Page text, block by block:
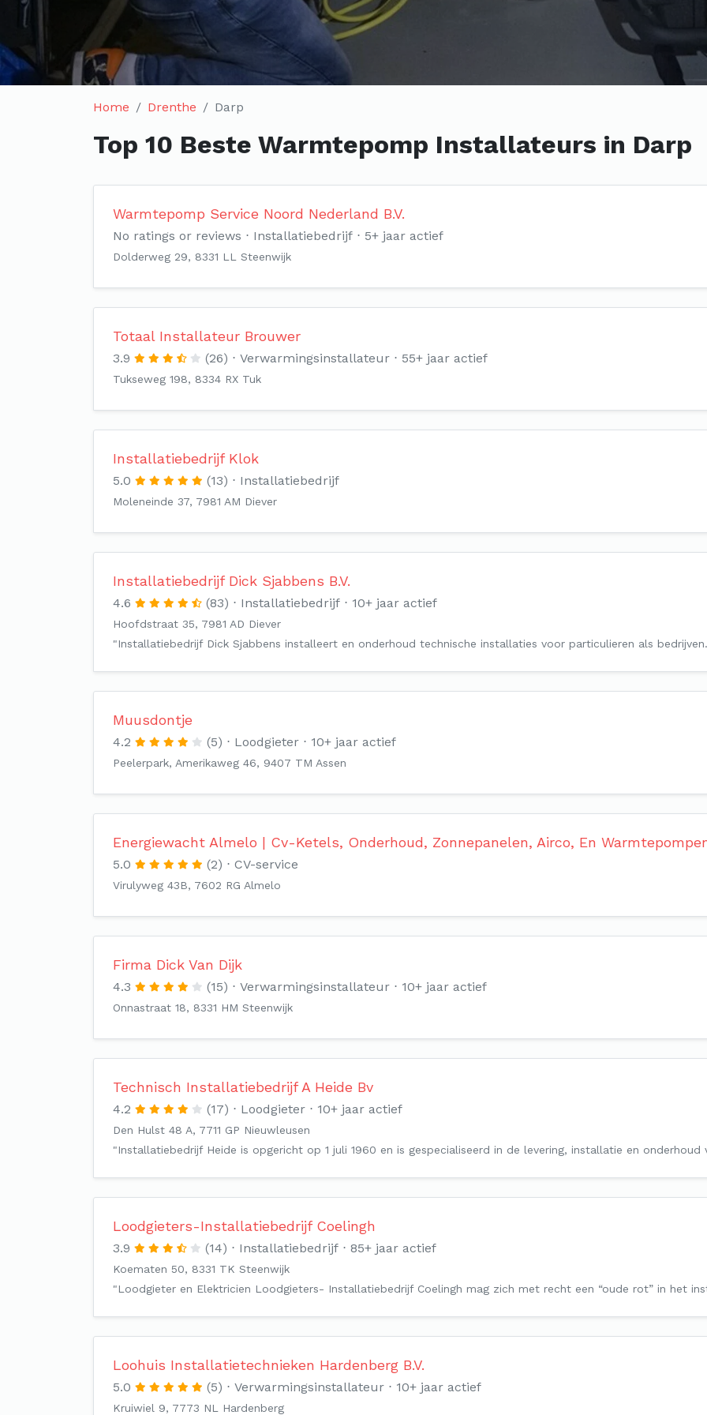
Home Drenthe Darp
Top 10 Beste Warmtepomp Installateurs in Darp
Warmtepomp Service Noord Nederland B.V.
No ratings or reviews Installatiebedrijf 5+ jaar actief
Dolderweg 29, 8331 LL Steenwijk
Totaal Installateur Brouwer
3.9 (26) Verwarmingsinstallateur 55+ jaar actief
Tukseweg 198, 8334 RX Tuk
Installatiebedrijf Klok
5.0 (13) Installatiebedrijf
Moleneinde 37, 7981 AM Diever
Installatiebedrijf Dick Sjabbens B.V.
4.6 (83) Installatiebedrijf 10+ jaar actief
Hoofdstraat 35, 7981 AD Diever
"Installatiebedrijf Dick Sjabbens installeert en onderhoud technische installaties voor particulieren als
Muusdontje
4.2 (5) Loodgieter 10+ jaar actief
Peelerpark, Amerikaweg 46, 9407 TM Assen
Energiewacht Almelo | Cv-Ketels, Onderhoud, Zonnepanelen, Airco, En
5.0 (2) CV-service
Virulyweg 43B, 7602 RG Almelo
Firma Dick Van Dijk
4.3 (15) Verwarmingsinstallateur 10+ jaar actief
Onnastraat 18, 8331 HM Steenwijk
Technisch Installatiebedrijf A Heide Bv
4.2 (17) Loodgieter 10+ jaar actief
Den Hulst 48 A, 7711 GP Nieuwleusen
"Installatiebedrijf Heide is opgericht op 1 juli 1960 en is gespecialiseerd in de levering, installatie en
Loodgieters-Installatiebedrijf Coelingh
3.9 (14) Installatiebedrijf 85+ jaar actief
Koematen 50, 8331 TK Steenwijk
"Loodgieter en Elektricien Loodgieters- Installatiebedrijf Coelingh mag zich met recht een “oude rot” in het
Loohuis Installatietechnieken Hardenberg B.V.
5.0 (5) Verwarmingsinstallateur 10+ jaar actief
Kruiwiel 9, 7773 NL Hardenberg